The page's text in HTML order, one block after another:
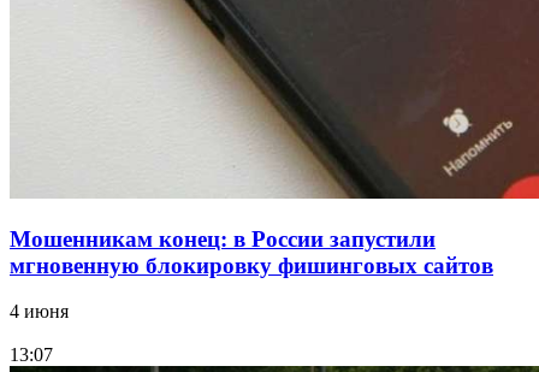
заключены контракты на 3,6 млн долларов
Мошенникам конец: в России запустили
мгновенную блокировку фишинговых сайтов
4 июня
13:07